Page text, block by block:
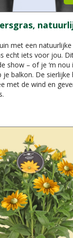
met een
echt iets voor jou.
show – of je ‘m nou
balkon. De sierlijke
met de wind en